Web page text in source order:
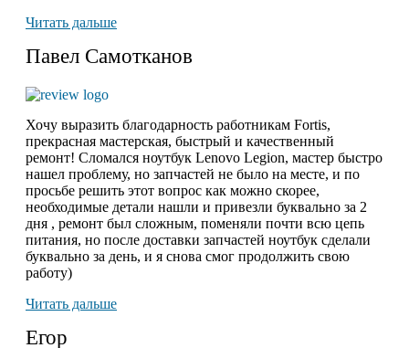
Читать дальше
Павел Самотканов
Хочу выразить благодарность работникам Fortis,
прекрасная мастерская, быстрый и качественный
ремонт! Сломался ноутбук Lenovo Legion, мастер быстро
нашел проблему, но запчастей не было на месте, и по
просьбе решить этот вопрос как можно скорее,
необходимые детали нашли и привезли буквально за 2
дня , ремонт был сложным, поменяли почти всю цепь
питания, но после доставки запчастей ноутбук сделали
буквально за день, и я снова смог продолжить свою
работу)
Читать дальше
Егор